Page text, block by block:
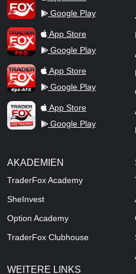
Google Play
TraderFox ProApp Store
Google Play
TraderFox dpa-AFX ProFeed
App Store
Google Play
TraderFox Live Trading
App Store
Google Play
AKADEMIEN
TraderFox Academy
SheInvest
Option Academy
TraderFox Clubhouse
WEITERE LINKS